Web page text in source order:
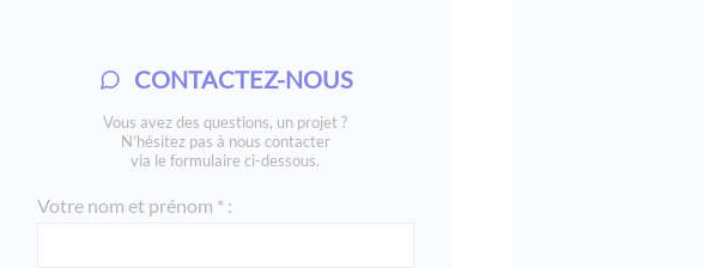
CONTACTEZ-NOUS
Vous avez des questions, un projet ?
N’hésitez pas à nous contacter
via le formulaire ci-dessous.
Votre nom et prénom * :